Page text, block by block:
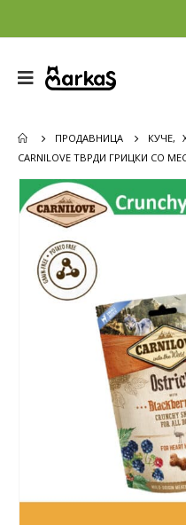
ПРОДАВНИЦА КУЧЕ,
CARNILOVE ТВРДИ ГРИЦКИ СО